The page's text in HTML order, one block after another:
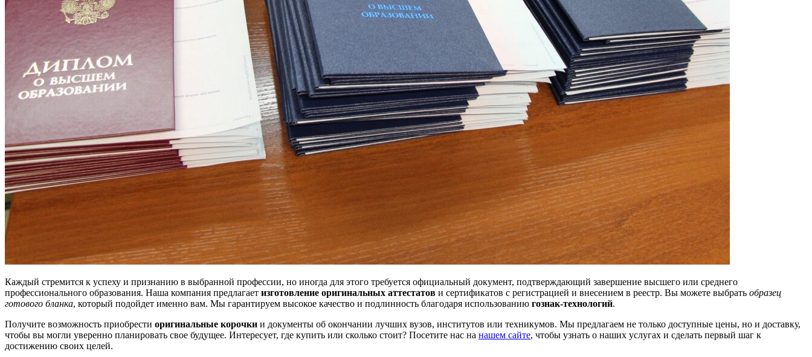
Каждый стремится к успеху и признанию в выбранной профессии, но иногда для этого требуется официальный документ, подтверждающий завершение высшего или среднего
профессионального образования. Наша компания предлагает изготовление оригинальных аттестатов и сертификатов с регистрацией и внесением в реестр. Вы можете выбрать образец
готового бланка, который подойдет именно вам. Мы гарантируем высокое качество и подлинность благодаря использованию гознак-технологий.
Получите возможность приобрести оригинальные корочки и документы об окончании лучших вузов, институтов или техникумов. Мы предлагаем не только доступные цены, но и доставку,
чтобы вы могли уверенно планировать свое будущее. Интересует, где купить или сколько стоит? Посетите нас на нашем сайте, чтобы узнать о наших услугах и сделать первый шаг к
достижению своих целей.